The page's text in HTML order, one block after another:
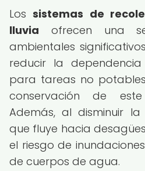
Lossistemas de
lluvia ofrecen una
ambientales
reducir la
para tareas no
conservación de
Además, al disminuir
que fluye hacia
el riesgo de
de cuerpos de agua.